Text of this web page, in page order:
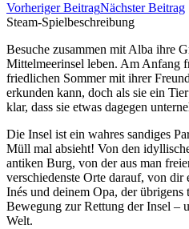
Vorheriger BeitragNächster Beitrag
Steam-Spielbeschreibung
Besuche zusammen mit Alba ihre
Mittelmeerinsel leben. Am Anfang
friedlichen Sommer mit ihrer
erkunden kann, doch als sie ein
klar, dass sie etwas dagegen
Die Insel ist ein wahres sandiges
Müll mal absieht! Von den
antiken Burg, von der aus man
verschiedenste Orte darauf, von
Inés und deinem Opa, der
Bewegung zur Rettung der Insel –
Welt.